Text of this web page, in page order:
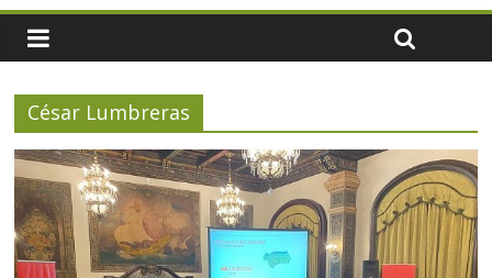
meteorológicas y la incertidumbre en los precios
El Ministerio de Agricultura, Pesca y Alimentación autoriza el
remanentes disponibles
César Lumbreras